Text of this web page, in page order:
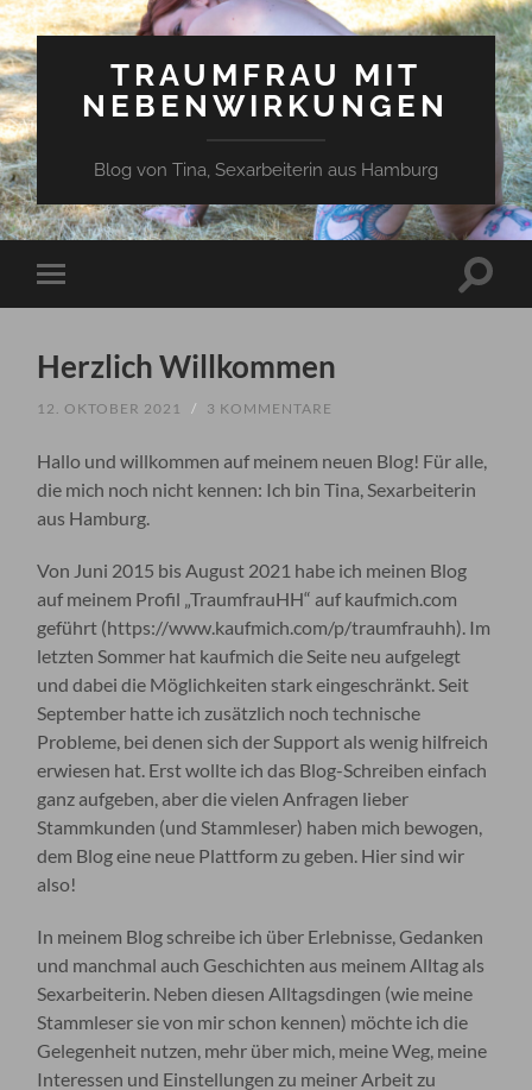
TRAUMFRAU MIT
NEBENWIRKUNGEN
Blog von Tina, Sexarbeiterin aus Hamburg
Mobile-
Menü
Herzlich Willkommen
12. OKTOBER 2021 / 3 KOMMENTARE
Hallo und willkommen auf meinem neuen Blog! Für alle,
die mich noch nicht kennen: Ich bin Tina, Sexarbeiterin
aus Hamburg.
Von Juni 2015 bis August 2021 habe ich meinen Blog
auf meinem Profil „TraumfrauHH“ auf kaufmich.com
geführt (https://www.kaufmich.com/p/traumfrauhh). Im
letzten Sommer hat kaufmich die Seite neu aufgelegt
und dabei die Möglichkeiten stark eingeschränkt. Seit
September hatte ich zusätzlich noch technische
Probleme, bei denen sich der Support als wenig hilfreich
erwiesen hat. Erst wollte ich das Blog-Schreiben einfach
ganz aufgeben, aber die vielen Anfragen lieber
Stammkunden (und Stammleser) haben mich bewogen,
dem Blog eine neue Plattform zu geben. Hier sind wir
also!
In meinem Blog schreibe ich über Erlebnisse, Gedanken
und manchmal auch Geschichten aus meinem Alltag als
Sexarbeiterin. Neben diesen Alltagsdingen (wie meine
Stammleser sie von mir schon kennen) möchte ich die
Gelegenheit nutzen, mehr über mich, meine Weg, meine
Interessen und Einstellungen zu meiner Arbeit zu